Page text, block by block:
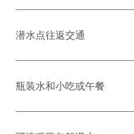
潜水点往返交通
瓶装水和小吃或午餐